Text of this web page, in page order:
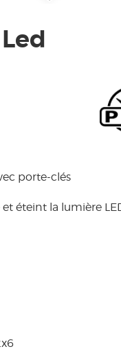
porte-clés
éteint la lumière